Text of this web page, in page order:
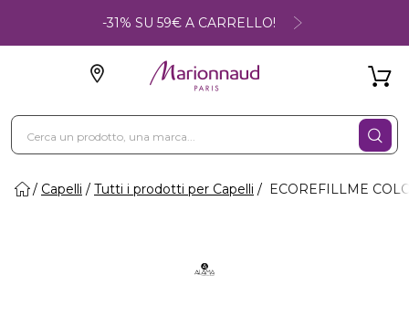
-31% SU 59€ A CARRELLO!
Capelli Tutti i prodotti per Capelli ECOREFILLME